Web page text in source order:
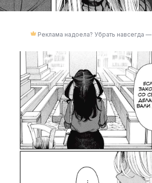
Реклама надоела? Убрать навсегда —